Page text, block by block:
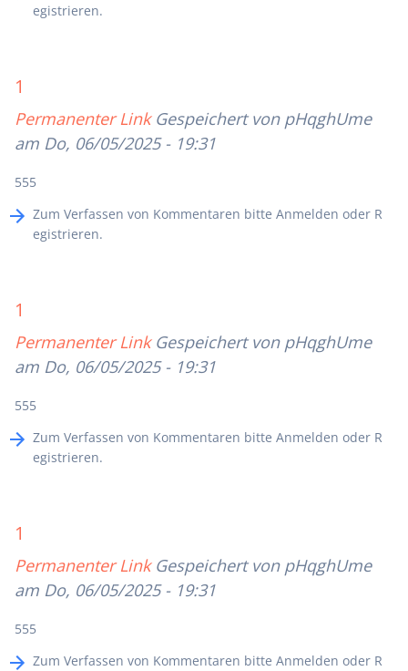
egistrieren.
1
Permanenter Link Gespeichert von pHqghUme
am Do, 06/05/2025 - 19:31
555
Zum Verfassen von Kommentaren bitte Anmelden oder R
egistrieren.
1
Permanenter Link Gespeichert von pHqghUme
am Do, 06/05/2025 - 19:31
555
Zum Verfassen von Kommentaren bitte Anmelden oder R
egistrieren.
1
Permanenter Link Gespeichert von pHqghUme
am Do, 06/05/2025 - 19:31
555
Zum Verfassen von Kommentaren bitte Anmelden oder R